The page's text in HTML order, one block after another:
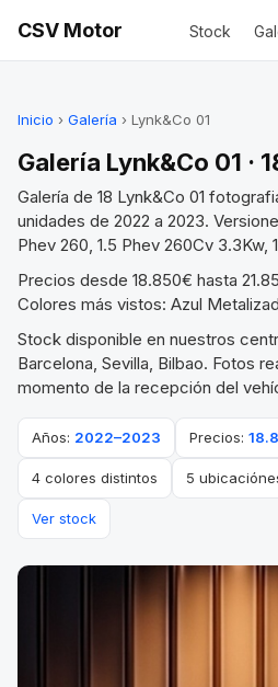
CSV Motor Stock
Inicio › Galería › Lynk&Co 01
Galería Lynk&Co 01 ·
Galería de 18 Lynk&Co 01
unidades de 2022 a 2023.
Phev 260, 1.5 Phev 260Cv 3.3Kw,
Precios desde 18.850€ hasta
Colores más vistos: Azul
Stock disponible en nuestros
Barcelona, Sevilla, Bilbao. Fotos
momento de la recepción del
Años: 2022–2023 Precios:
4 colores distintos 5
Ver stock